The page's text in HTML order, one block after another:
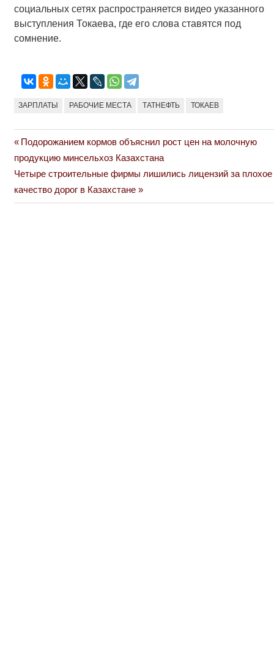
социальных сетях распространяется видео указанного
выступления Токаева, где его слова ставятся под
сомнение.
ЗАРПЛАТЫ РАБОЧИЕ МЕСТА ТАТНЕФТЬ ТОКАЕВ
Навигация
по
записям
Previous
Post:
Подорожанием кормов объяснил рост цен на молочную
продукцию минсельхоз Казахстана
Next
Post:
Четыре строительные фирмы лишились лицензий за плохое
качество дорог в Казахстане